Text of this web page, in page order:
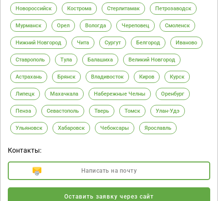
Новороссийск Кострома Стерлитамак Петрозаводск
Мурманск Орел Вологда Череповец Смоленск
Нижний Новгород Чита Сургут Белгород Иваново
Ставрополь Тула Балашиха Великий Новгород
Астрахань Брянск Владивосток Киров Курск
Липецк Махачкала Набережные Челны Оренбург
Пенза Севастополь Тверь Томск Улан-Удэ
Ульяновск Хабаровск Чебоксары Ярославль
Контакты:
Написать на почту
Оставить заявку через сайт